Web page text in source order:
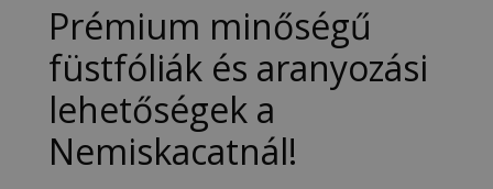
Prémium minőségű
füstfóliák és aranyozási
lehetőségek a
Nemiskacatnál!